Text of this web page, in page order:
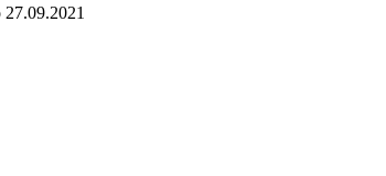
27.09.2021